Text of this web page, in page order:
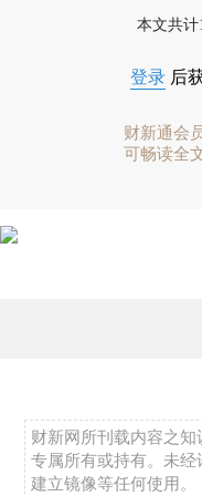
本文共计
登录 后
财新通会
可畅读全
财新网所刊载内容之
专属所有或持有。未
建立镜像等任何使用。